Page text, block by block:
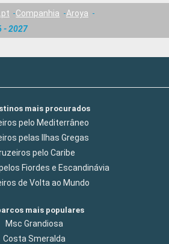
Companhia
Aroya
- 2027
mais procurados
pelo Mediterrâneo
pelas Ilhas Gregas
pelo Caribe
Fiordes e Escandinávia
de Volta ao Mundo
mais populares
Msc Grandiosa
Costa Smeralda